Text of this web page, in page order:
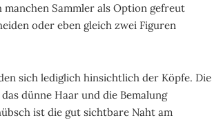
Sammler als Option gefreut
oder eben gleich zwei Figuren
sich lediglich hinsichtlich der Köpfe. Die
dünne Haar und die Bemalung
ist die gut sichtbare Naht am